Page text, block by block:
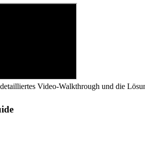
detailliertes Video-Walkthrough und die